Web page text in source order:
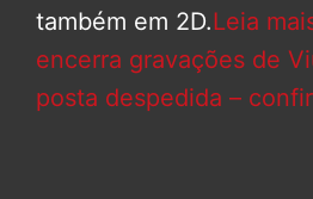
também em 2D.Leia
encerra gravações de
posta despedida –